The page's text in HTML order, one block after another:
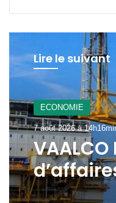
Lire le suivant
A La Une
7 août 2026 à
Gabon :